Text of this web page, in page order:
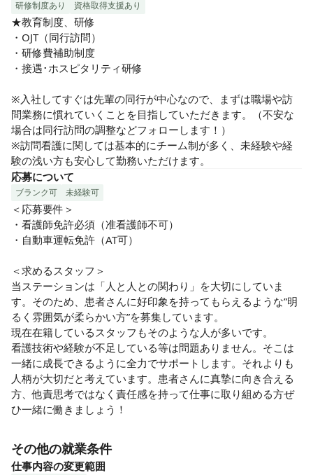
研修制度あり 資格取得支援あり
★教育制度、研修
・OJT（同行訪問）
・研修費補助制度
・接遇･ホスピタリティ研修
※入社してすぐは先輩の同行が中心なので、まずは職場や訪
問業務に慣れていくことを目指していただきます。（不安な
場合は同行訪問の調整などフォローします！）
※訪問看護に関しては基本的にチーム制が多く、未経験や経
験の浅い方も安心して勤務いただけます。
応募について
ブランク可 未経験可
＜応募要件＞
・看護師免許必須（准看護師不可）
・自動車運転免許（AT可）
＜求めるスタッフ＞
当ステーションは「人と人との関わり」を大切にしていま
す。そのため、患者さんに好印象を持ってもらえるような”明
るく雰囲気が柔らかい方”を募集しています。
現在在籍しているスタッフもそのような人が多いです。
看護技術や経験が不足している等は問題ありません。そこは
一緒に成長できるように全力でサポートします。それよりも
人柄が大切だと考えています。患者さんに真摯に向き合える
方、他責思考ではなく責任感を持って仕事に取り組める方ぜ
ひ一緒に働きましょう！
その他の就業条件
仕事内容の変更範囲